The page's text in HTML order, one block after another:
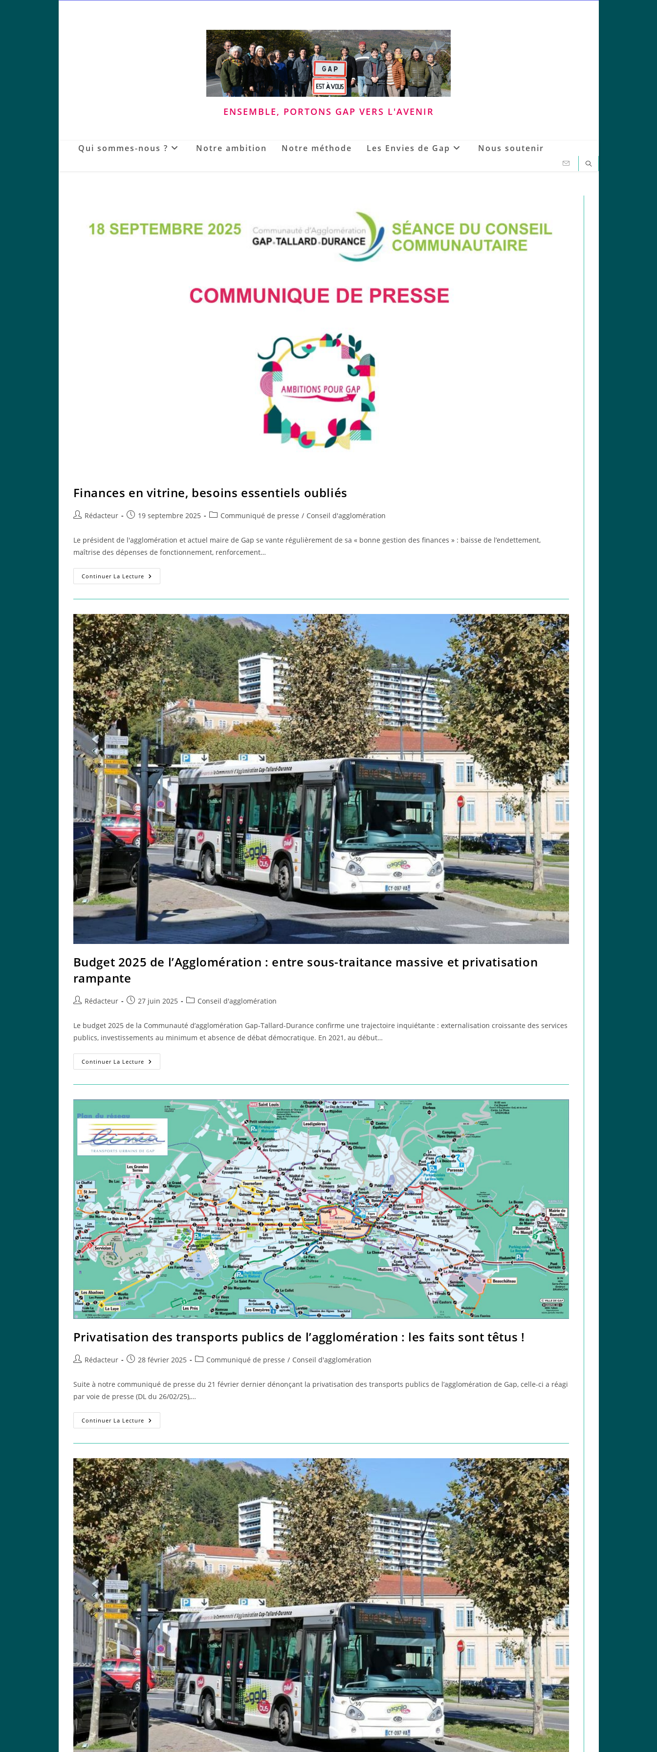
ENSEMBLE, PORTONS GAP VERS L'AVENIR
Qui sommes-nous ? Notre ambition Notre méthode Les Envies de Gap Nous soutenir
Finances en vitrine, besoins essentiels oubliés
Auteur/autrice
publication :
Rédacteur
Publication
19 septembre 2025
PostCommuniqué de presse / Conseil d'agglomération
Le président de l'agglomération et actuel maire de Gap se vante régulièrement de sa « bonne gestion des finances » : baisse de l’endettement,
maîtrise des dépenses de fonctionnement, renforcement…
Continuer La LectureFinances
En
Budget 2025 de l’Agglomération : entre sous-traitance massive et privatisation
rampante
Auteur/autrice
la
publication :
Rédacteur
Publication
27 juin 2025
PostConseil d'agglomération
Le budget 2025 de la Communauté d’agglomération Gap-Tallard-Durance confirme une trajectoire inquiétante : externalisation croissante des services
publics, investissements au minimum et absence de débat démocratique. En 2021, au début…
Continuer La LectureBudget
2025
L’Agglomération
Sous-
Traitance
Massive
Et
Privatisation
Rampante
Privatisation des transports publics de l’agglomération : les faits sont têtus !
Auteur/autrice
la
publication :
Rédacteur
Publication
28 février 2025
PostCommuniqué de presse / Conseil d'agglomération
Suite à notre communiqué de presse du 21 février dernier dénonçant la privatisation des transports publics de l’agglomération de Gap, celle-ci a réagi
par voie de presse (DL du 26/02/25),…
Continuer La LecturePrivatisation
Des
Publics
:
Les
Faits
Sont
Têtus
!